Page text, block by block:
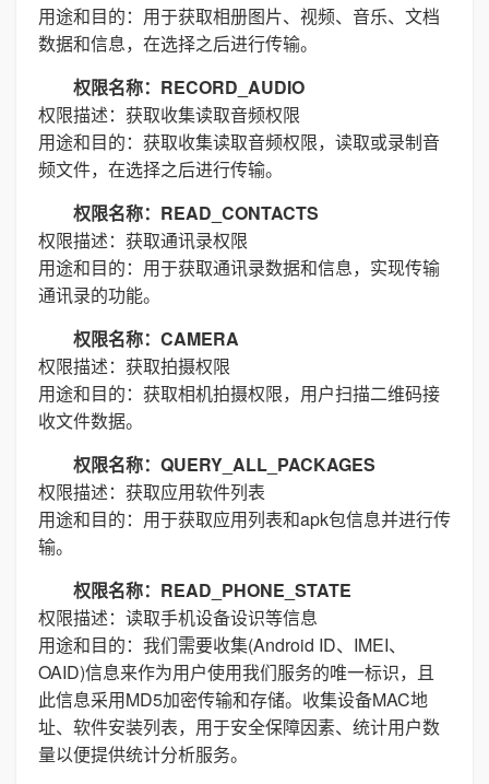
用途和目的：用于获取相册图片、视频、音乐、文档
数据和信息，在选择之后进行传输。
权限名称：RECORD_AUDIO
权限描述：获取收集读取音频权限
用途和目的：获取收集读取音频权限，读取或录制音
频文件，在选择之后进行传输。
权限名称：READ_CONTACTS
权限描述：获取通讯录权限
用途和目的：用于获取通讯录数据和信息，实现传输
通讯录的功能。
权限名称：CAMERA
权限描述：获取拍摄权限
用途和目的：获取相机拍摄权限，用户扫描二维码接
收文件数据。
权限名称：QUERY_ALL_PACKAGES
权限描述：获取应用软件列表
用途和目的：用于获取应用列表和apk包信息并进行传
输。
权限名称：READ_PHONE_STATE
权限描述：读取手机设备设识等信息
用途和目的：我们需要收集(Android ID、IMEI、
OAID)信息来作为用户使用我们服务的唯一标识，且
此信息采用MD5加密传输和存储。收集设备MAC地
址、软件安装列表，用于安全保障因素、统计用户数
量以便提供统计分析服务。